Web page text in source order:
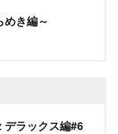
き編～
ラックス編#6